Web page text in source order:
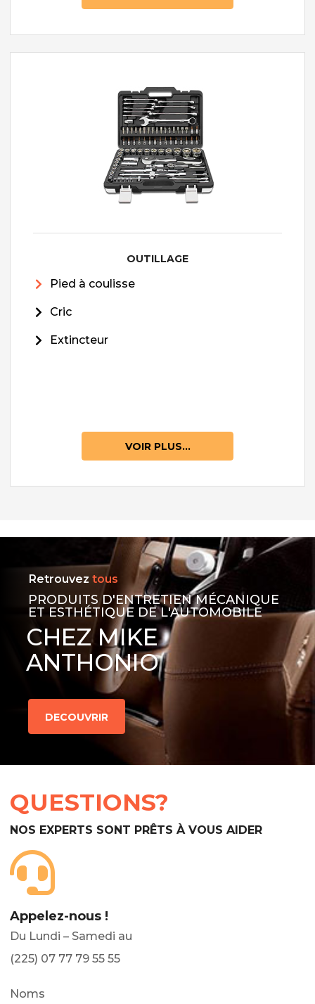
OUTILLAGE
Pied à coulisse
Cric
Extincteur
VOIR PLUS...
Retrouvez tous
PRODUITS D'ENTRETIEN MÉCANIQUE
ET ESTHÉTIQUE DE L'AUTOMOBILE
CHEZ MIKE
ANTHONIO
DECOUVRIR
QUESTIONS?
NOS EXPERTS SONT PRÊTS À VOUS AIDER
Appelez-nous !
Du Lundi – Samedi au
(225) 07 77 79 55 55
Noms